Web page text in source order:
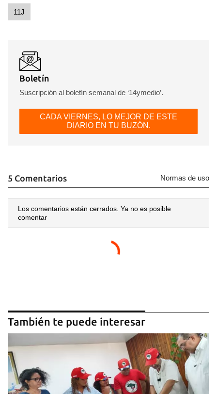
11J
Boletín
Suscripción al boletín semanal de ‘14ymedio’.
CADA VIERNES, LO MEJOR DE ESTE
DIARIO EN TU BUZÓN.
5 Comentarios Normas de uso
Los comentarios están cerrados. Ya no es posible
comentar
También te puede interesar